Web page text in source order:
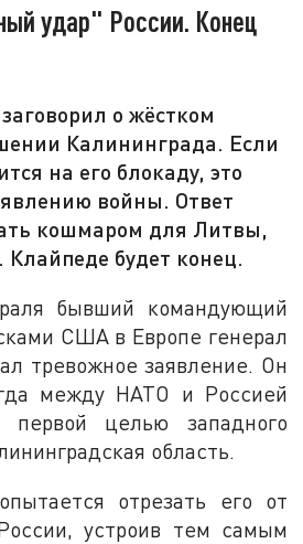
удар" России. Конец
о жёстком
Калининграда. Если
на его блокаду, это
войны. Ответ
кошмаром для Литвы,
будет конец.
бывший командующий
США в Европе генерал
тревожное заявление. Он
между НАТО и Россией
первой целью западного
область.
отрезать его от
устроив тем самым